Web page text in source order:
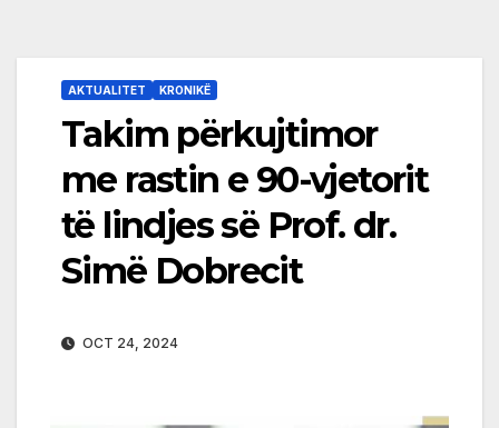
AKTUALITET KRONIKË
Takim përkujtimor
me rastin e 90-vjetorit
të lindjes së Prof. dr.
Simë Dobrecit
OCT 24, 2024